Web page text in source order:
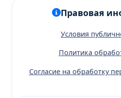
Правовая
Условия
Политика
Согласие на обработку